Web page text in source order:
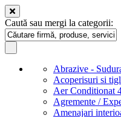
Caută sau mergi la categorii:
Abrazive -
Acoperisuri si
Aer Conditionat
Agremente /
Amenajari